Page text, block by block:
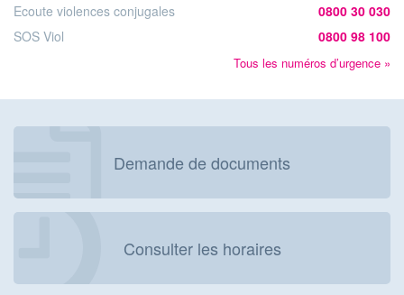
Ecoute violences conjugales
0800 30 030
SOS Viol
0800 98 100
Tous les numéros d’urgence »
Demande de documents
Consulter les horaires